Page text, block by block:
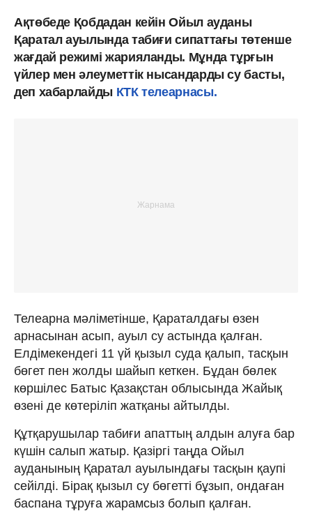
Ақтөбеде Қобдадан кейін Ойыл ауданы
Қаратал ауылында табиғи сипаттағы төтенше
жағдай режимі жарияланды. Мұнда тұрғын
үйлер мен әлеуметтік нысандарды су басты,
деп хабарлайды КТК телеарнасы.
Телеарна мәліметінше, Қараталдағы өзен
арнасынан асып, ауыл су астында қалған.
Елдімекендегі 11 үй қызыл суда қалып, тасқын
бөгет пен жолды шайып кеткен. Бұдан бөлек
көршілес Батыс Қазақстан облысында Жайық
өзені де көтеріліп жатқаны айтылды.
Құтқарушылар табиғи апаттың алдын алуға бар
күшін салып жатыр. Қазіргі таңда Ойыл
ауданының Қаратал ауылындағы тасқын қаупі
сейілді. Бірақ қызыл су бөгетті бұзып, ондаған
баспана тұруға жарамсыз болып қалған.